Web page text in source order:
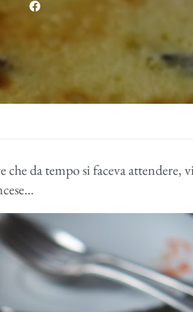
da tempo si faceva attendere,